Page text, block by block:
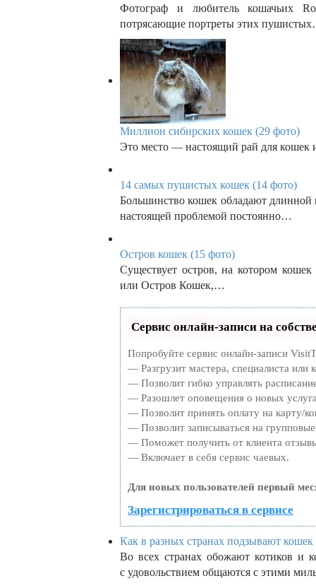
Фотограф и любитель кошачьих
потрясающие портреты этих
Миллион сибирских кошек (29 фото)
Это место — настоящий рай для кошек
14 самых пушистых кошек (14 фото)
Большинство кошек обладают длинной
настоящей проблемой постоянно…
Остров кошек (15 фото)
Существует остров, на котором
или Остров Кошек,…
Сервис онлайн-записи на
Попробуйте сервис онлайн-записи
— Разгрузит мастера, специалиста или
— Позволит гибко управлять
— Разошлет оповещения о новых
— Позволит принять оплату на карту/
— Позволит записываться на
— Поможет получить от клиента
— Включает в себя сервис чаевых.
Для новых пользователей первый
Зарегистрироваться в сервисе
Как в разных странах подзывают
Во всех странах обожают котиков и
с удовольствием общаются с этими